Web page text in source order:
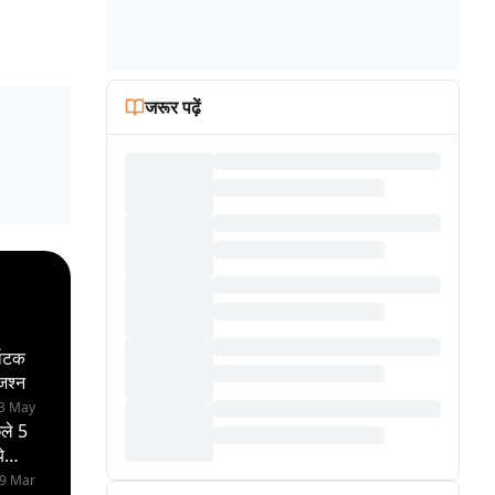
May
5
Mar
जरूर पढ़ें